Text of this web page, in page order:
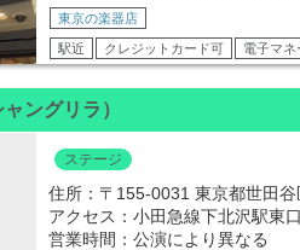
東京の楽器店
駅近 クレジットカード可 電子マネ
ングリラ）
ステージ
住所：〒155-0031 東京都世田
アクセス：小田急線下北沢駅東
営業時間：公演により異なる